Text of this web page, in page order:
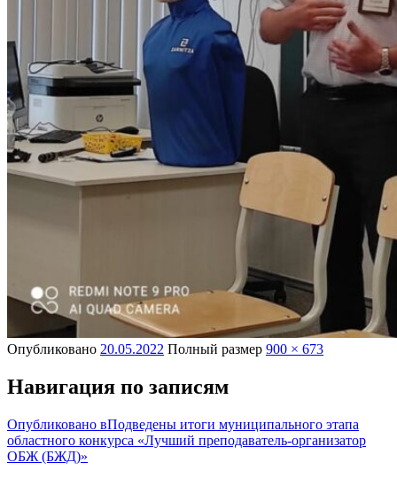
Опубликовано 20.05.2022 Полный размер 900 × 673
Навигация по записям
Опубликовано вПодведены итоги муниципального этапа
областного конкурса «Лучший преподаватель-организатор
ОБЖ (БЖД)»